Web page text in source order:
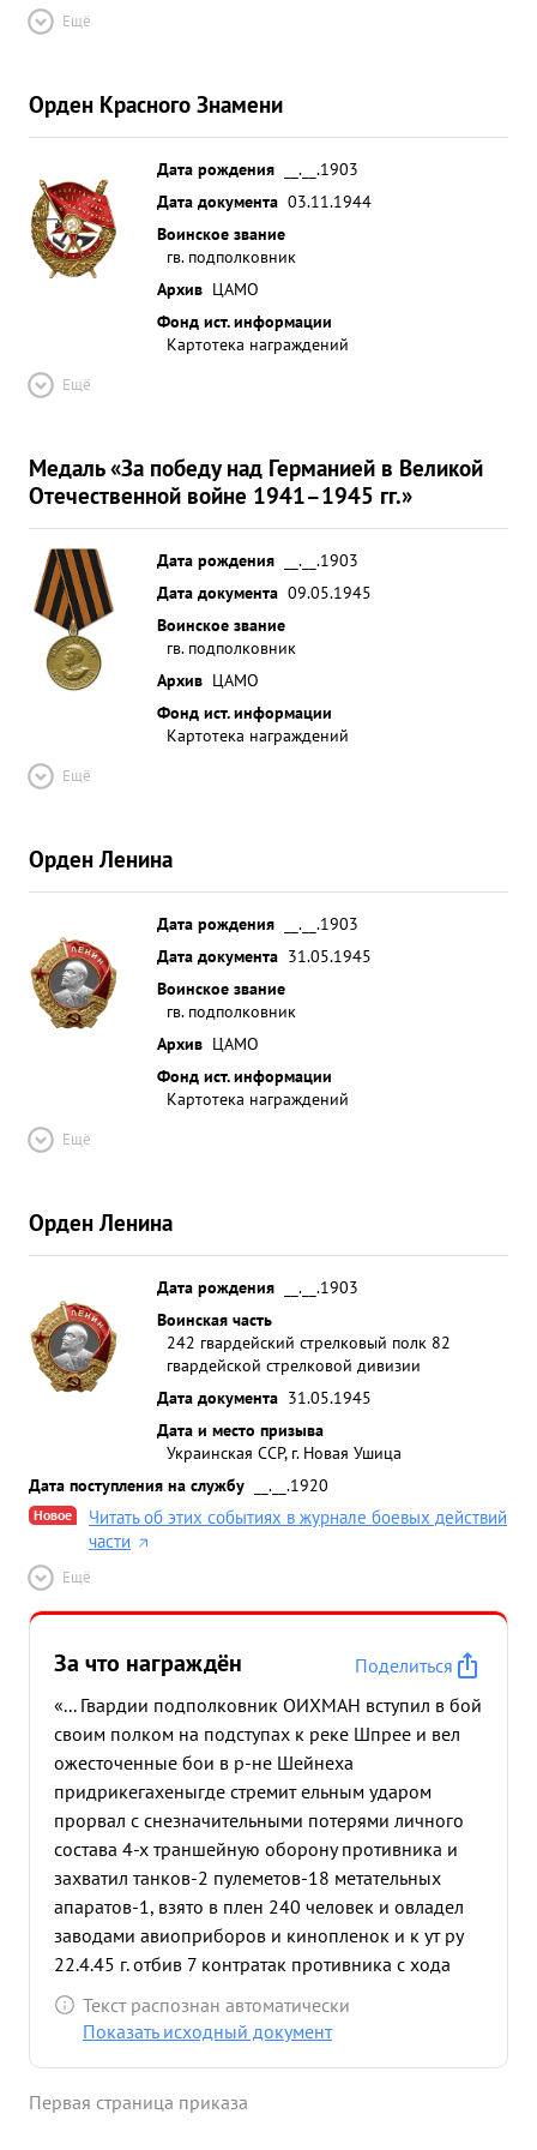
Ещё
Орден Красного Знамени
Дата рождения
__.__.1903
Дата документа 03.11.1944
Воинское звание
гв. подполковник
Архив ЦАМО
Фонд ист. информации
Картотека награждений
Ещё
Медаль «За победу над Германией в Великой
Отечественной войне 1941–1945 гг.»
Дата рождения
__.__.1903
Дата документа 09.05.1945
Воинское звание
гв. подполковник
Архив ЦАМО
Фонд ист. информации
Картотека награждений
Ещё
Орден Ленина
Дата рождения
__.__.1903
Дата документа 31.05.1945
Воинское звание
гв. подполковник
Архив ЦАМО
Фонд ист. информации
Картотека награждений
Ещё
Орден Ленина
Дата рождения
__.__.1903
Воинская часть
242 гвардейский стрелковый полк 82
гвардейской стрелковой дивизии
Дата документа 31.05.1945
Дата и место призыва
Украинская ССР, г. Новая Ушица
Дата поступления на службу
__.__.1920
Новое
Читать об этих событиях в журнале боевых действий
части
Ещё
За что награждён
Поделиться
«... Гвардии подполковник ОИХМАН вступил в бой
своим полком на подступах к реке Шпрее и вел
ожесточенные бои в р-не Шейнеха
придрикегахеныгде стремит ельным ударом
прорвал с снезначительными потерями личного
состава 4-х траншейную оборону противника и
захватил танков-2 пулеметов-18 метательных
апаратов-1, взято в плен 240 человек и овладел
заводами авиоприборов и кинопленок и к ут ру
22.4.45 г. отбив 7 контратак противника с хода
вплавь лодками и плотами первый с ротой
форсировал р. Шперее и вступил в уличные бои
стра тегический пункт ликвидировать
Текст распознан автоматически
Показать исходный документ
Первая страница приказа